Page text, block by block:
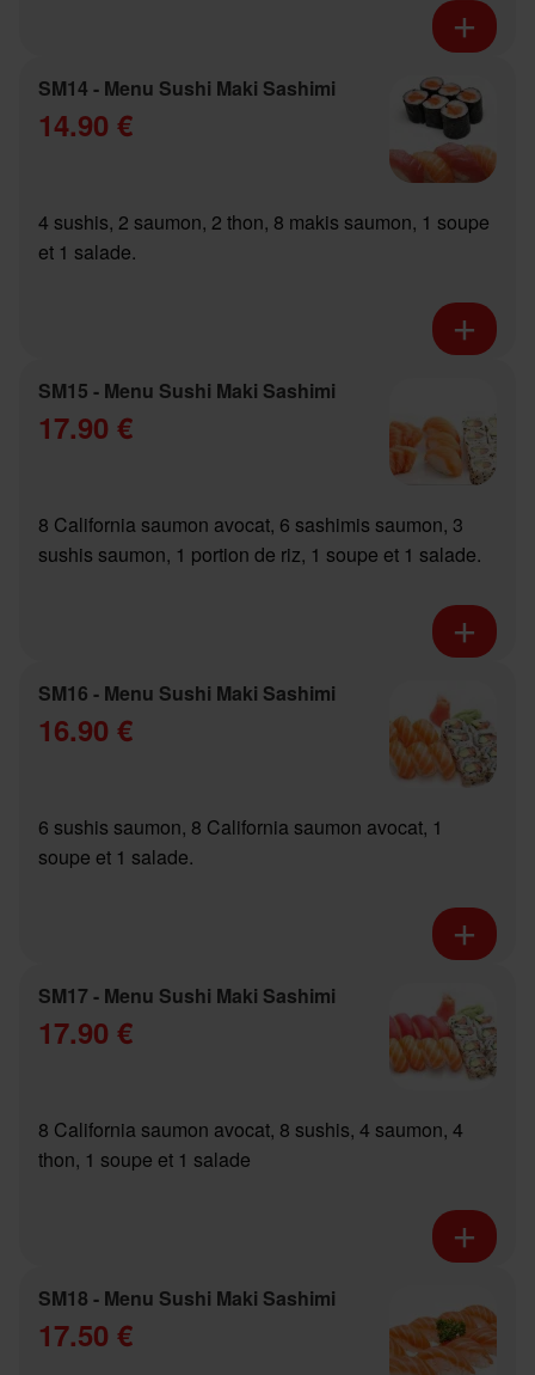
SM14 - Menu Sushi Maki Sashimi
14.90 €
4 sushis, 2 saumon, 2 thon, 8 makis saumon, 1 soupe
et 1 salade.
SM15 - Menu Sushi Maki Sashimi
17.90 €
8 California saumon avocat, 6 sashimis saumon, 3
sushis saumon, 1 portion de riz, 1 soupe et 1 salade.
SM16 - Menu Sushi Maki Sashimi
16.90 €
6 sushis saumon, 8 California saumon avocat, 1
soupe et 1 salade.
SM17 - Menu Sushi Maki Sashimi
17.90 €
8 California saumon avocat, 8 sushis, 4 saumon, 4
thon, 1 soupe et 1 salade
SM18 - Menu Sushi Maki Sashimi
17.50 €